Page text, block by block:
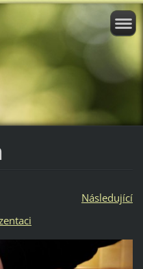
Následující